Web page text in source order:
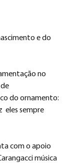
e do
no
do ornamento:
eles sempre
com o apoio
música